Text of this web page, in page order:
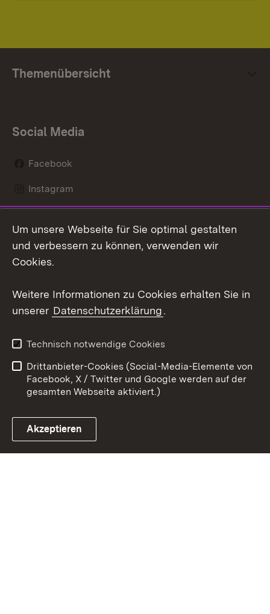
Themenübersicht
Social Media
Facebook
Instagram
Mastodon
Youtube
Link zum Landesportal
Kontakt
Datenschutz
Barrierefreiheit
Impressum Cookies
Um unsere Webseite für Sie optimal gestalten
und verbessern zu können, verwenden wir
Cookies.
Weitere Informationen zu Cookies erhalten Sie in
unserer Datenschutzerklärung.
Technisch notwendige Cookies
Drittanbieter-Cookies (Social-Media-Elemente von
Facebook, X / Twitter und Google werden auf der
gesamten Webseite aktiviert.)
Akzeptieren